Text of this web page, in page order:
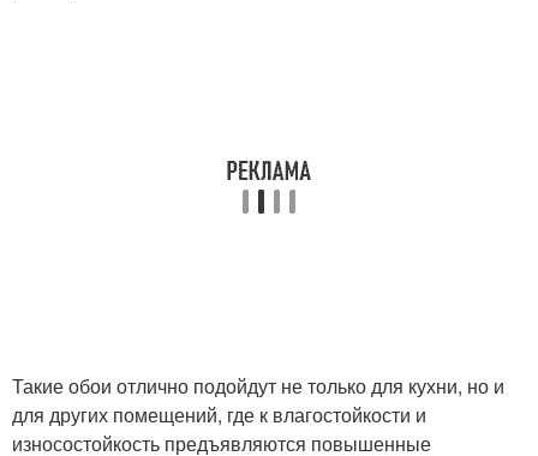
Такие обои отлично подойдут не только для кухни, но и
для других помещений, где к влагостойкости и
износостойкость предъявляются повышенные